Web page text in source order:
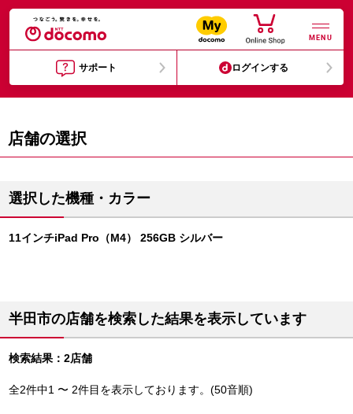
MENU
サポート ログインする
店舗の選択
選択した機種・カラー
11インチiPad Pro（M4） 256GB シルバー
半田市の店舗を検索した結果を表示しています
検索結果：2店舗
全2件中1 〜 2件目を表示しております。(50音順)